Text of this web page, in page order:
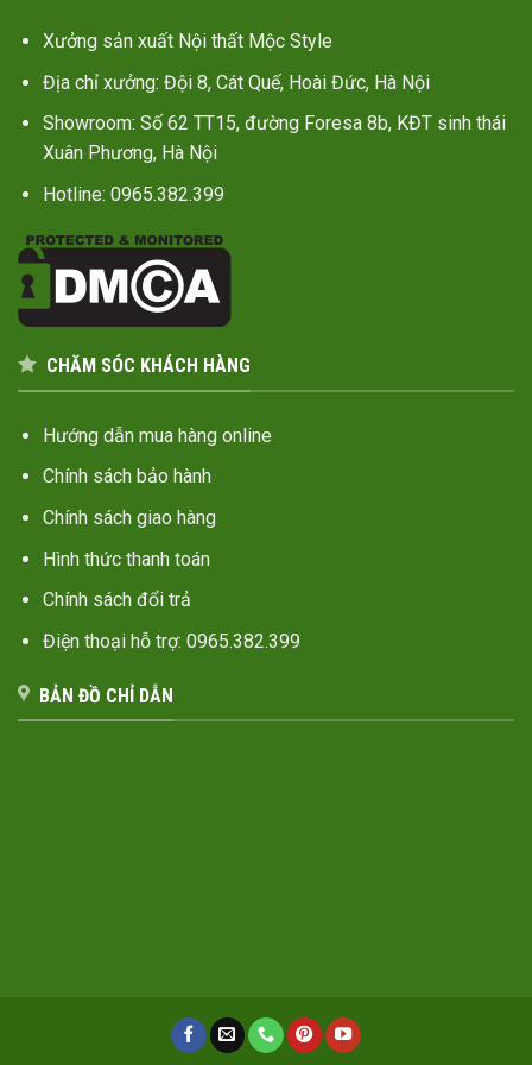
Xưởng sản xuất Nội thất Mộc Style
Địa chỉ xưởng: Đội 8, Cát Quế, Hoài Đức, Hà Nội
Showroom: Số 62 TT15, đường Foresa 8b, KĐT sinh thái
Xuân Phương, Hà Nội
Hotline: 0965.382.399
CHĂM SÓC KHÁCH HÀNG
Hướng dẫn mua hàng online
Chính sách bảo hành
Chính sách giao hàng
Hình thức thanh toán
Chính sách đổi trả
Điện thoại hỗ trợ: 0965.382.399
BẢN ĐỒ CHỈ DẪN